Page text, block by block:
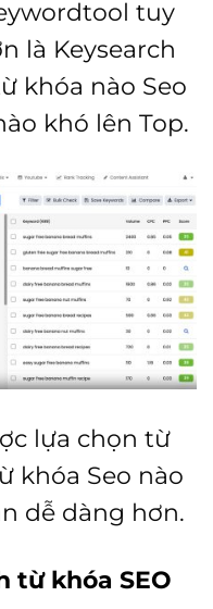
tuy
là Keysearch
khóa nào Seo
khó lên Top.
lựa chọn từ
khóa Seo nào
dễ dàng hơn.
từ khóa SEO